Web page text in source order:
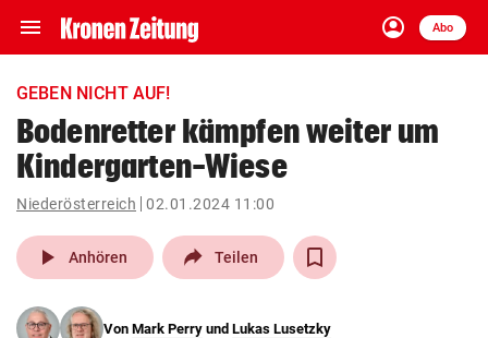
menu Navigation
ein-/ausklappen
account_circle
Anmelden
Abo
close Schließen
account_circle Anmelden
pin_drop
Wien arrow_right
GEBEN NICHT AUF!
Bodenretter kämpfen weiter um
Kindergarten-Wiese
Niederösterreich 02.01.2024 11:00
play_arrow Anhören Teilen
Von Mark Perry und Lukas Lusetzky